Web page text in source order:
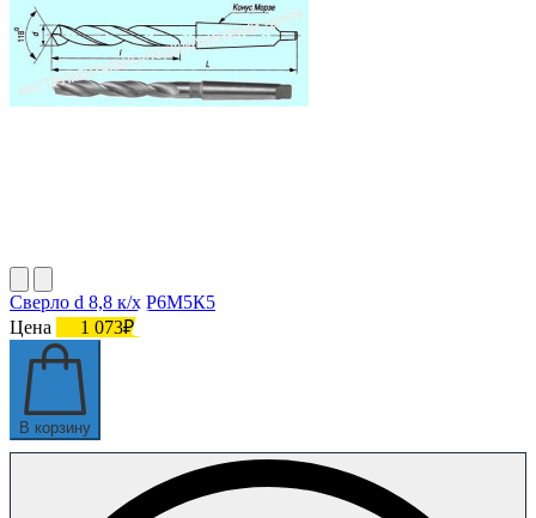
Сверло d 8,8 к/х Р6М5К5
Цена
1 073₽
В корзину